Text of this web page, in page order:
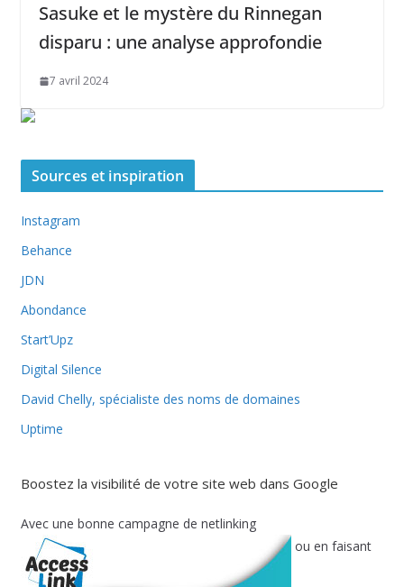
Sasuke et le mystère du Rinnegan
disparu : une analyse approfondie
7 avril 2024
Sources et inspiration
Instagram
Behance
JDN
Abondance
Start’Upz
Digital Silence
David Chelly, spécialiste des noms de domaines
Uptime
Boostez la visibilité de votre site web dans Google
Avec une bonne campagne de netlinking
ou en faisant